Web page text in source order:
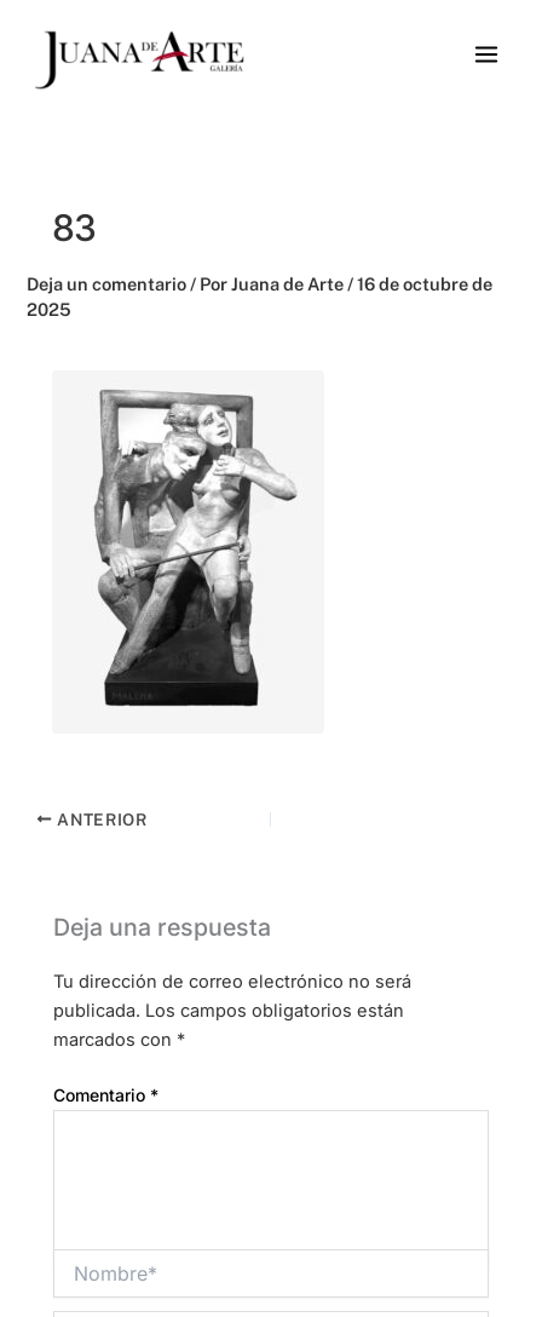
83
Deja un comentario / PorJuana de Arte/16 de octubre de
2025
ANTERIOR
Deja una respuesta
Tu dirección de correo electrónico no será
publicada. Los campos obligatorios están
marcados con *
Comentario *